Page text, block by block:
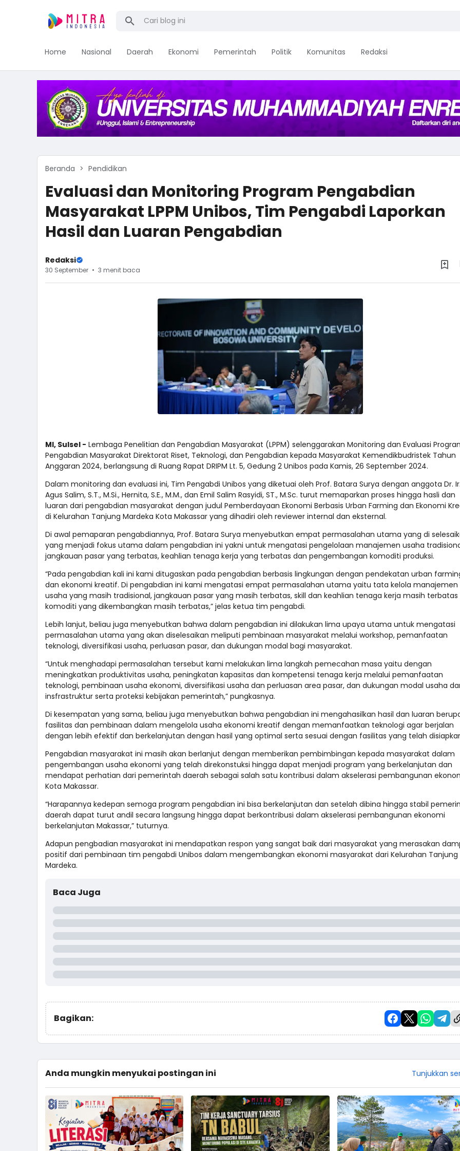
Home Nasional Daerah Ekonomi Pemerintah Politik Komunitas Redaksi
Beranda Pendidikan
Evaluasi dan Monitoring Program Pengabdian
Masyarakat LPPM Unibos, Tim Pengabdi Laporkan
Hasil dan Luaran Pengabdian
Redaksi
30 September 3 menit baca
MI, Sulsel - Lembaga Penelitian dan Pengabdian Masyarakat (LPPM) selenggarakan Monitoring dan Evaluasi
Pengabdian Masyarakat Direktorat Riset, Teknologi, dan Pengabdian kepada Masyarakat Kemendikbudristek Tahun
Anggaran 2024, berlangsung di Ruang Rapat DRIPM Lt. 5, Gedung 2 Unibos pada Kamis, 26 September 2024.
Dalam monitoring dan evaluasi ini, Tim Pengabdi Unibos yang diketuai oleh Prof. Batara Surya dengan anggota Dr. Ir.
Agus Salim, S.T., M.Si., Hernita, S.E., M.M., dan Emil Salim Rasyidi, ST., M.Sc. turut memaparkan proses hingga hasli dan
luaran dari pengabdian masyarakat dengan judul Pemberdayaan Ekonomi Berbasis Urban Farming dan Ekonomi
di Kelurahan Tanjung Mardeka Kota Makassar yang dihadiri oleh reviewer internal dan eksternal.
Di awal pemaparan pengabdiannya, Prof. Batara Surya menyebutkan empat permasalahan utama yang di
yang menjadi fokus utama dalam pengabdian ini yakni untuk mengatasi pengelolaan manajemen usaha
jangkauan pasar yang terbatas, keahlian tenaga kerja yang terbatas dan pengembangan komoditi produksi.
“Pada pengabdian kali ini kami ditugaskan pada pengabdian berbasis lingkungan dengan pendekatan urban
dan ekonomi kreatif. Di pengabdian ini kami mengatasi empat permasalahan utama yaitu tata kelola manajemen
usaha yang masih tradisional, jangkauan pasar yang masih terbatas, skill dan keahlian tenaga kerja masih terbatas
komoditi yang dikembangkan masih terbatas,” jelas ketua tim pengabdi.
Lebih lanjut, beliau juga menyebutkan bahwa dalam pengabdian ini dilakukan lima upaya utama untuk mengatasi
permasalahan utama yang akan diselesaikan meliputi pembinaan masyarakat melalui workshop, pemanfaatan
teknologi, diversifikasi usaha, perluasan pasar, dan dukungan modal bagi masyarakat.
“Untuk menghadapi permasalahan tersebut kami melakukan lima langkah pemecahan masa yaitu dengan
meningkatkan produktivitas usaha, peningkatan kapasitas dan kompetensi tenaga kerja melalui pemanfaatan
teknologi, pembinaan usaha ekonomi, diversifikasi usaha dan perluasan area pasar, dan dukungan modal usaha
insfrastruktur serta proteksi kebijakan pemerintah,” pungkasnya.
Di kesempatan yang sama, beliau juga menyebutkan bahwa pengabdian ini mengahasilkan hasil dan luaran
fasilitas dan pembinaan dalam mengelola usaha ekonomi kreatif dengan memanfaatkan teknologi agar berjalan
dengan lebih efektif dan berkelanjutan dengan hasil yang optimal serta sesuai dengan fasilitas yang telah
Pengabdian masyarakat ini masih akan berlanjut dengan memberikan pembimbingan kepada masyarakat dalam
pengembangan usaha ekonomi yang telah direkonstuksi hingga dapat menjadi program yang berkelanjutan dan
mendapat perhatian dari pemerintah daerah sebagai salah satu kontribusi dalam akselerasi pembangunan
Kota Makassar.
“Harapannya kedepan semoga program pengabdian ini bisa berkelanjutan dan setelah dibina hingga stabil
daerah dapat turut andil secara langsung hingga dapat berkontribusi dalam akselerasi pembangunan ekonomi
berkelanjutan Makassar,” tuturnya.
Adapun pengbadian masyarakat ini mendapatkan respon yang sangat baik dari masyarakat yang merasakan
positif dari pembinaan tim pengabdi Unibos dalam mengembangkan ekonomi masyarakat dari Kelurahan Tanjung
Mardeka.
Baca Juga
Bagikan:
Anda mungkin menyukai postingan ini Tunjukkan